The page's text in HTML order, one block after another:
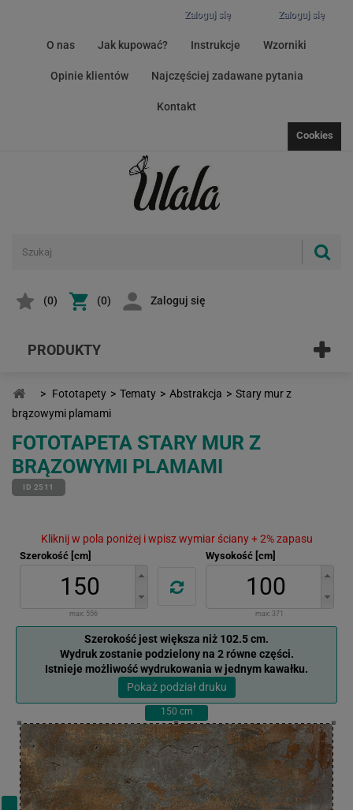
Zaloguj się
Zaloguj się
O nas Jak kupować? Instrukcje Wzorniki
Opinie klientów Najczęściej zadawane pytania
Kontakt
Cookies
(0) (0) Zaloguj się
PRODUKTY
> Fototapety > Tematy > Abstrakcja > Stary mur z
brązowymi plamami
FOTOTAPETA STARY MUR Z
BRĄZOWYMI PLAMAMI
ID 2511
Kliknij w pola poniżej i wpisz wymiar ściany + 2% zapasu
Szerokość [cm]
max: 556
Wysokość [cm]
max: 371
Szerokość jest większa niż 102.5 cm.
Wydruk zostanie podzielony na 2 równe części.
Istnieje możliwość wydrukowania w jednym kawałku.
Pokaż podział druku
150 cm